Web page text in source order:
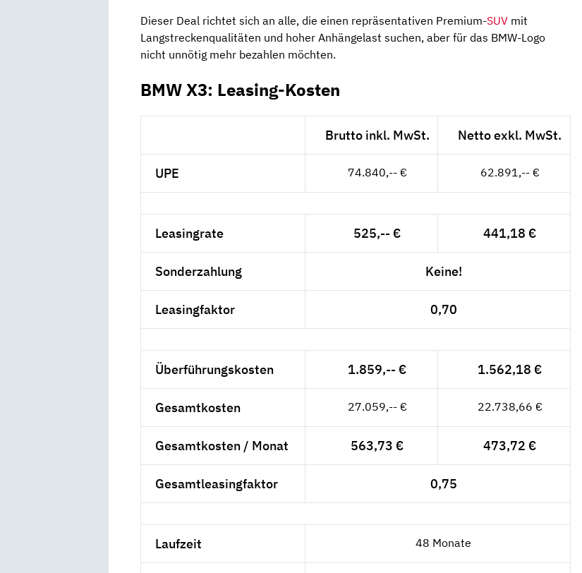
Dieser Deal richtet sich an alle, die einen repräsentativen Premium-SUV mit
Langstreckenqualitäten und hoher Anhängelast suchen, aber für das BMW-Logo
nicht unnötig mehr bezahlen möchten.
BMW X3: Leasing-Kosten
Brutto inkl. MwSt. Netto exkl. MwSt.
UPE 74.840,-- € 62.891,-- €
Leasingrate 525,-- € 441,18 €
Sonderzahlung Keine!
Leasingfaktor 0,70
Überführungskosten 1.859,-- € 1.562,18 €
Gesamtkosten 27.059,-- € 22.738,66 €
Gesamtkosten / Monat 563,73 € 473,72 €
Gesamtleasingfaktor 0,75
Laufzeit 48 Monate